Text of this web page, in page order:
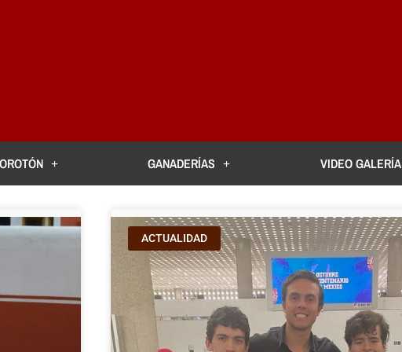
GANADERÍAS VIDEO GALERÍA
ACTUALIDAD